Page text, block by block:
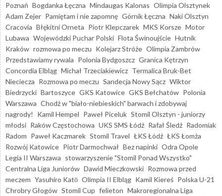
Poznań Bogdanka Łęczna Mindaugas Kalonas Olimpia Olsztynek
Adam Zejer Pamiętam i nie zapomnę Górnik Łęczna Naki Olsztyn
Cracovia Błękitni Orneta Piotr Klepczarek MKS Korsze Motor
Lubawa Wojewódzki Puchar Polski Flota Świnoujście Hutnik
Kraków rozmowa po meczu Kolejarz Stróże Olimpia Zambrów
Przedstawiamy rywala Polonia Bydgoszcz Granica Kętrzyn
Concordia Elbląg Michał Trzeciakiewicz Termalica Bruk-Bet
Nieciecza Rozmowa po meczu Sandecja Nowy Sącz Wiktor
Biedrzycki Bartoszyce GKS Katowice GKS Bełchatów Polonia
Warszawa Chodź w "biało-niebieskich" barwach i zdobywaj
nagrody!
Kamil Hempel Paweł Piceluk Stomil Olsztyn - juniorzy
młodsi Raków Częstochowa UKS SMS Łódź Rafał Śledź Radomiak
Radom Paweł Kaczmarek Stomil Travel ŁKS Łódź ŁKS Łomża
Rozwój Katowice Piotr Darmochwał Bez napinki Odra Opole
Legia II Warszawa stowarzyszenie "Stomil Ponad Wszystko"
Centralna Liga Juniorów Dawid Mieczkowski Rozmowa przed
meczem Yasuhiro Katō Olimpia II Elbląg Kamil Kiereś Polska U-21
Chrobry Głogów Stomil Cup felieton Makroregionalna Liga